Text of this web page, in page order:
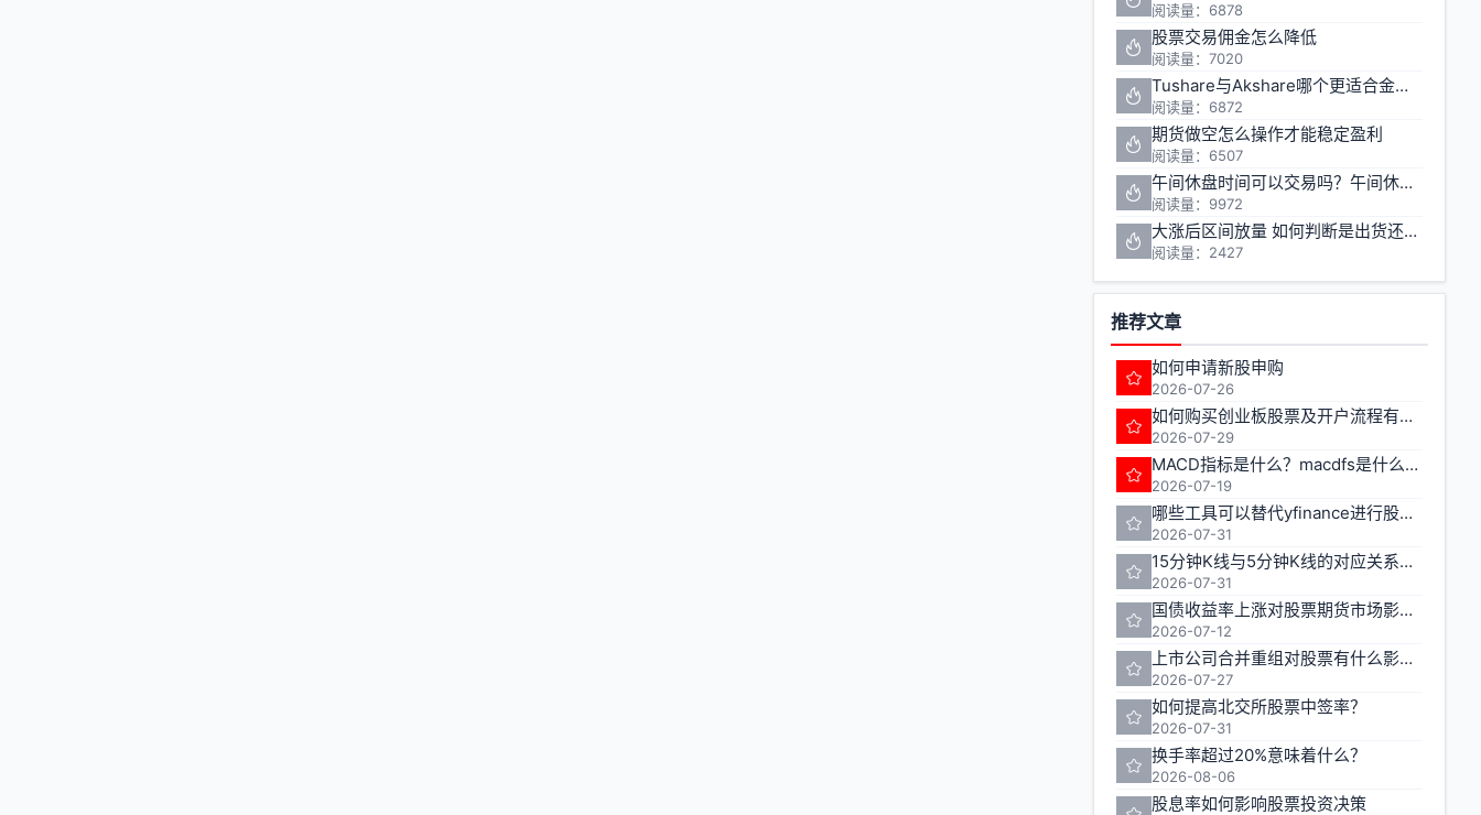
阅读量：6878
股票交易佣金怎么降低
阅读量：7020
Tushare与Akshare哪个更适合金融数据获取
阅读量：6872
期货做空怎么操作才能稳定盈利
阅读量：6507
午间休盘时间可以交易吗？午间休盘对股票期货投资有什么影响
阅读量：9972
大涨后区间放量 如何判断是出货还是洗盘
阅读量：2427
推荐文章
如何申请新股申购
2026-07-26
如何购买创业板股票及开户流程有哪些注意事项
2026-07-29
MACD指标是什么？macdfs是什么意思
2026-07-19
哪些工具可以替代yfinance进行股票期货数据获取
2026-07-31
15分钟K线与5分钟K线的对应关系如何计算
2026-07-31
国债收益率上涨对股票期货市场影响几何
2026-07-12
上市公司合并重组对股票有什么影响？
2026-07-27
如何提高北交所股票中签率？
2026-07-31
换手率超过20%意味着什么？
2026-08-06
股息率如何影响股票投资决策